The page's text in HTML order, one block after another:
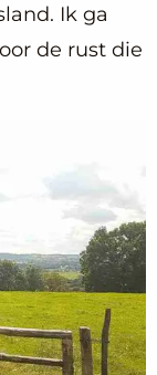
Ik ga
de rust die